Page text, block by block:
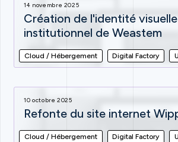
14 novembre 2025
Création de l'identité
institutionnel de Weastem
Cloud / Hébergement Digital Factory
10 octobre 2025
Refonte du site internet
Cloud / Hébergement Digital Factory